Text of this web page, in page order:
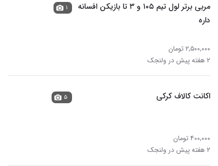
مربی برتر لول تیم ۱۰۵ و ۳ تا بازیکن افسانه
داره
۲,۵۰۰,۰۰۰ تومان
۲ هفته پیش در ولنجک
۱
اکانت کالاف کرکی
۴۰۰,۰۰۰ تومان
۲ هفته پیش در ولنجک
۵